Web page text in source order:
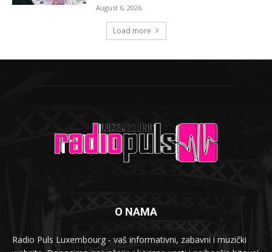
August 6, 2026
Load more
O NAMA
Radio Puls Luxembourg - vaš informativni, zabavni i muzički